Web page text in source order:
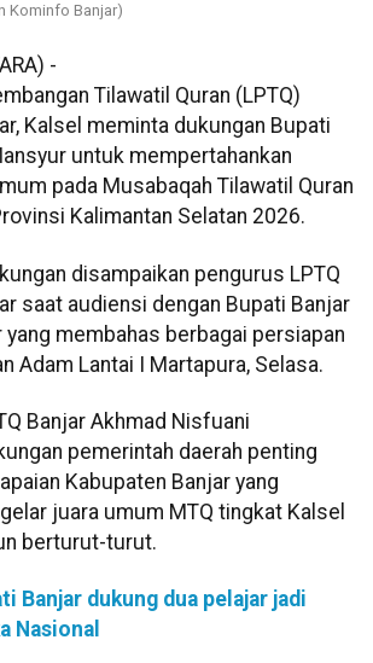
Kominfo Banjar)
-
Tilawatil Quran (LPTQ)
Kalsel meminta dukungan Bupati
untuk mempertahankan
pada Musabaqah Tilawatil Quran
Kalimantan Selatan 2026.
disampaikan pengurus LPTQ
saat audiensi dengan Bupati Banjar
yang membahas berbagai persiapan
Adam Lantai I Martapura, Selasa.
Banjar Akhmad Nisfuani
pemerintah daerah penting
Kabupaten Banjar yang
juara umum MTQ tingkat Kalsel
berturut-turut.
Banjar dukung dua pelajar jadi
Nasional